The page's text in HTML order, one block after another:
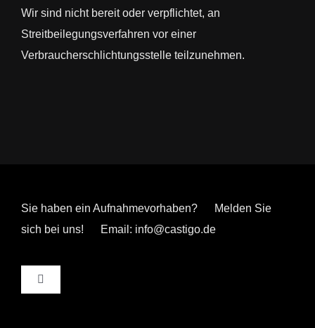
Wir sind nicht bereit oder verpflichtet, an
Streitbeilegungsverfahren vor einer
Verbraucherschlichtungsstelle teilzunehmen.
Sie haben ein Aufnahmevorhaben? Melden Sie
sich bei uns! Email: info@castigo.de
Toggle
Navigation